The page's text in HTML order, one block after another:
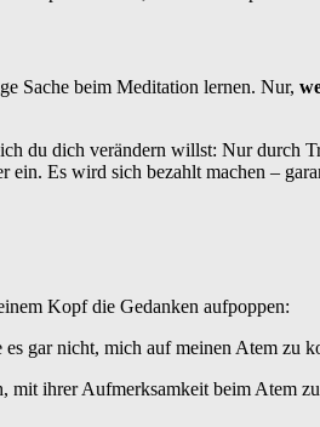
Sache beim Meditation lernen. Nur,
du dich verändern willst: Nur durch
ein. Es wird sich bezahlt machen –
Kopf die Gedanken aufpoppen:
gar nicht, mich auf meinen Atem zu
ihrer Aufmerksamkeit beim Atem